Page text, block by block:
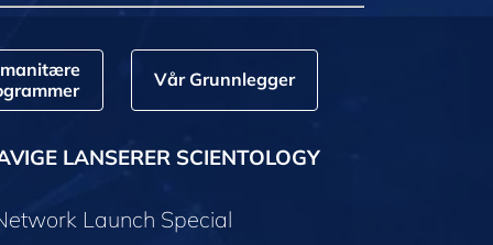
Vår Grunnlegger
LANSERER SCIENTOLOGY
Launch Special